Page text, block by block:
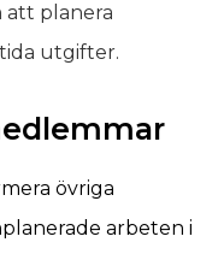
att planera
utgifter.
övriga
arbeten i